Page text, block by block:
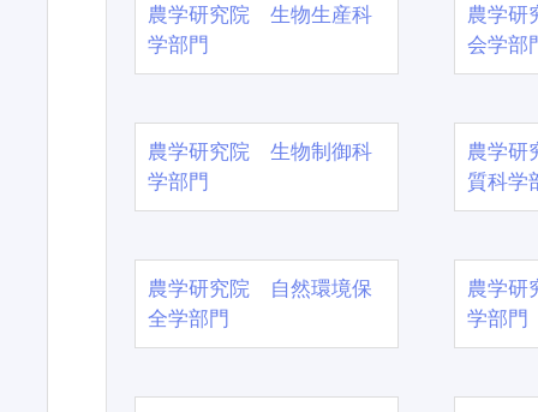
農学研究院 生物生産科
学部門
農学
会学部
農学研究院 生物制御科
学部門
農学
質科学
農学研究院 自然環境保
全学部門
農学
学部門